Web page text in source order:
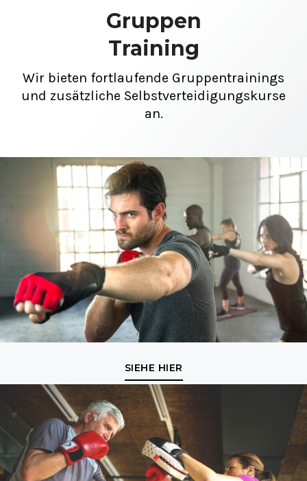
Gruppen
Training
Wir bieten fortlaufende Gruppentrainings
und zusätzliche Selbstverteidigungskurse
an.
SIEHE HIER